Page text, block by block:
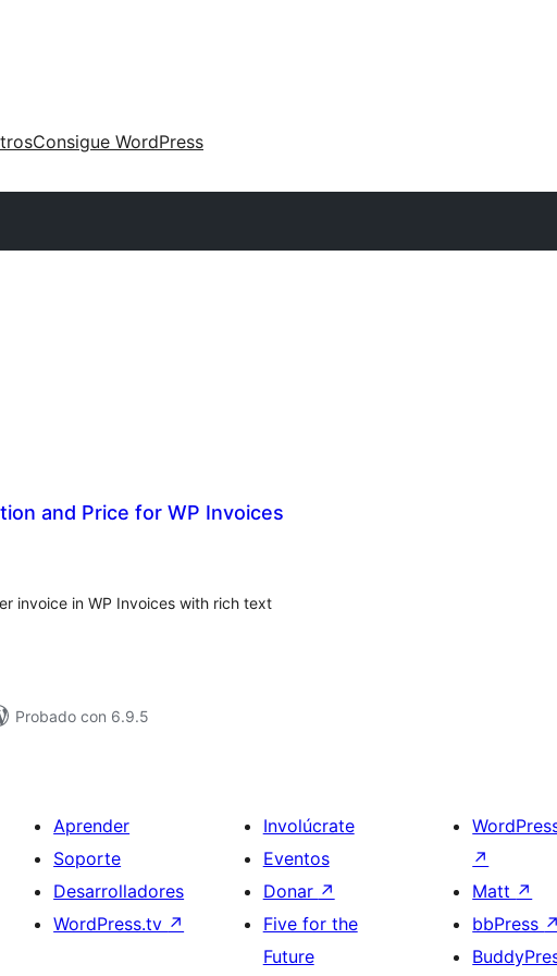
Consigue WordPress
and Price for WP Invoices
invoice in WP Invoices with rich text
Probado con 6.9.5
Aprender
Soporte
Desarrolladores
WordPress.tv ↗
Involúcrate
Eventos
Donar ↗
Five for the
Future
↗
Matt ↗
bbPress ↗